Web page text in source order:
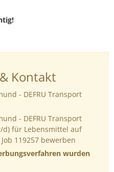
Kontakt
- DEFRU Transport
- DEFRU Transport
d) für Lebensmittel auf
119257 bewerben
wurden